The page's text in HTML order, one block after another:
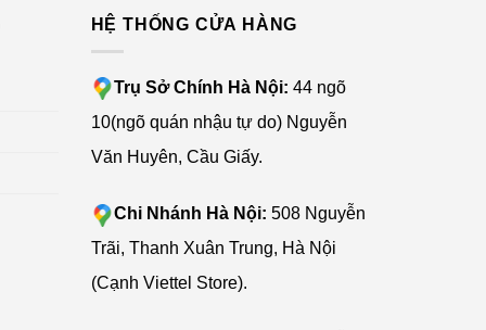
HỆ THỐNG CỬA HÀNG
Trụ Sở Chính Hà Nội: 44 ngõ
10(ngõ quán nhậu tự do) Nguyễn
Văn Huyên, Cầu Giấy.
Chi Nhánh Hà Nội: 508 Nguyễn
Trãi, Thanh Xuân Trung, Hà Nội
(Cạnh Viettel Store).